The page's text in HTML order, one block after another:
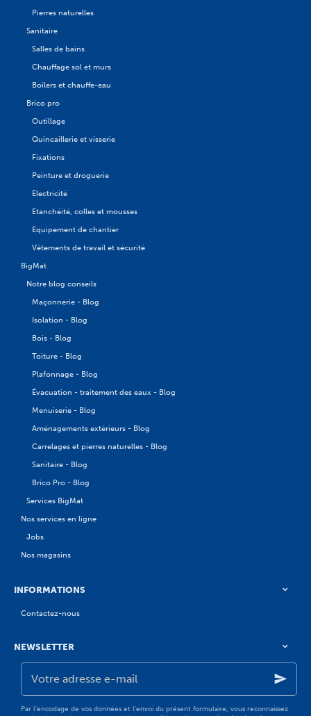
Pierres naturelles
Sanitaire
Salles de bains
Chauffage sol et murs
Boilers et chauffe-eau
Brico pro
Outillage
Quincaillerie et visserie
Fixations
Peinture et droguerie
Electricité
Etanchéité, colles et mousses
Equipement de chantier
Vêtements de travail et sécurité
BigMat
Notre blog conseils
Maçonnerie - Blog
Isolation - Blog
Bois - Blog
Toiture - Blog
Plafonnage - Blog
Évacuation - traitement des eaux - Blog
Menuiserie - Blog
Aménagements extérieurs - Blog
Carrelages et pierres naturelles - Blog
Sanitaire - Blog
Brico Pro - Blog
Services BigMat
Nos services en ligne
Jobs
Nos magasins
INFORMATIONS
Contactez-nous
NEWSLETTER
Votre
adresse
Par l'encodage de vos données et l'envoi du présent formulaire, vous reconnaissez